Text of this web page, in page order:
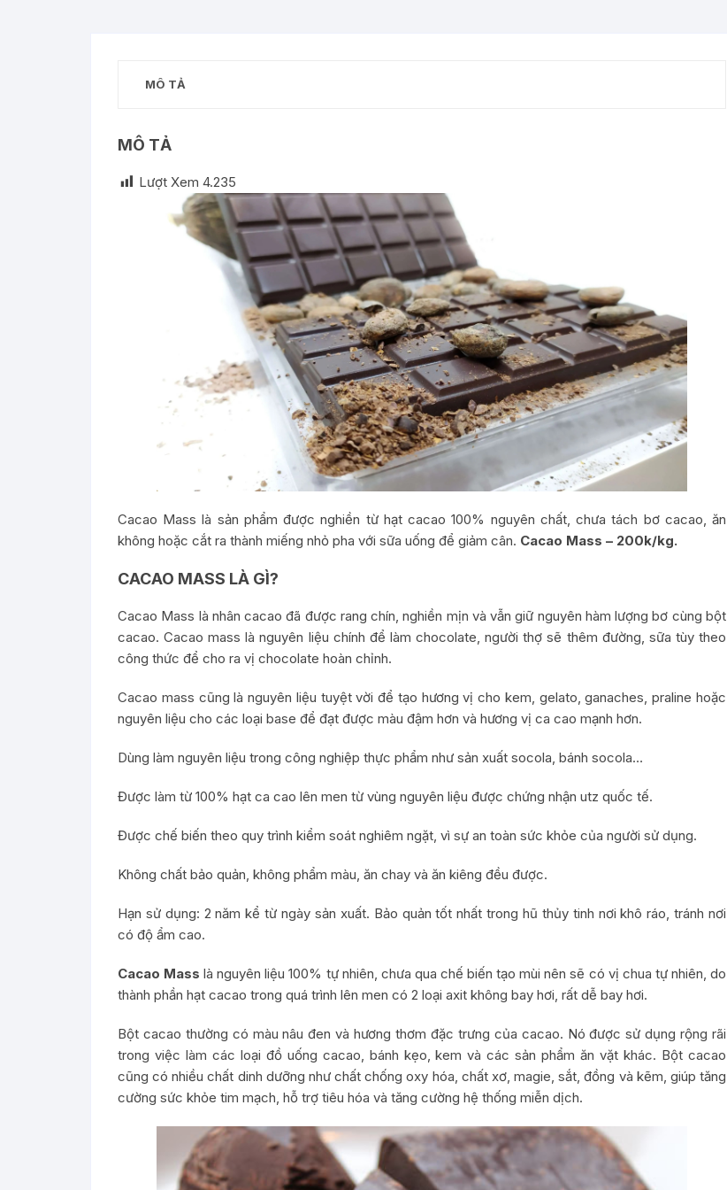
MÔ TẢ
MÔ TẢ
Lượt Xem 4.235
Cacao Mass là sản phẩm được nghiền từ hạt cacao 100% nguyên chất, chưa tách bơ cacao, ăn
không hoặc cắt ra thành miếng nhỏ pha với sữa uống để giảm cân. Cacao Mass – 200k/kg.
CACAO MASS LÀ GÌ?
Cacao Mass là nhân cacao đã được rang chín, nghiền mịn và vẫn giữ nguyên hàm lượng bơ cùng bột
cacao. Cacao mass là nguyên liệu chính để làm chocolate, người thợ sẽ thêm đường, sữa tùy theo
công thức để cho ra vị chocolate hoàn chỉnh.
Cacao mass cũng là nguyên liệu tuyệt vời để tạo hương vị cho kem, gelato, ganaches, praline hoặc
nguyên liệu cho các loại base để đạt được màu đậm hơn và hương vị ca cao mạnh hơn.
Dùng làm nguyên liệu trong công nghiệp thực phẩm như sản xuất socola, bánh socola…
Được làm từ 100% hạt ca cao lên men từ vùng nguyên liệu được chứng nhận utz quốc tế.
Được chế biến theo quy trình kiểm soát nghiêm ngặt, vì sự an toàn sức khỏe của người sử dụng.
Không chất bảo quản, không phẩm màu, ăn chay và ăn kiêng đều được.
Hạn sử dụng: 2 năm kể từ ngày sản xuất. Bảo quản tốt nhất trong hũ thủy tinh nơi khô ráo, tránh nơi
có độ ẩm cao.
Cacao Mass là nguyên liệu 100% tự nhiên, chưa qua chế biến tạo mùi nên sẽ có vị chua tự nhiên, do
thành phần hạt cacao trong quá trình lên men có 2 loại axit không bay hơi, rất dễ bay hơi.
Bột cacao thường có màu nâu đen và hương thơm đặc trưng của cacao. Nó được sử dụng rộng rãi
trong việc làm các loại đồ uống cacao, bánh kẹo, kem và các sản phẩm ăn vặt khác. Bột cacao
cũng có nhiều chất dinh dưỡng như chất chống oxy hóa, chất xơ, magie, sắt, đồng và kẽm, giúp tăng
cường sức khỏe tim mạch, hỗ trợ tiêu hóa và tăng cường hệ thống miễn dịch.